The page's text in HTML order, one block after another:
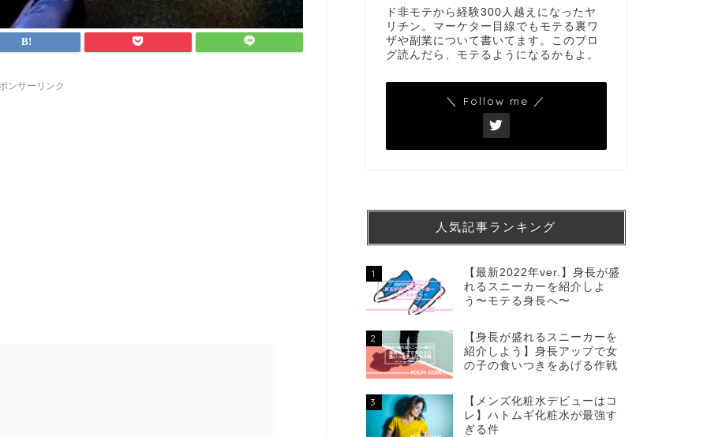
ンサーリンク
ド非モテから経験300人越えになったヤ
リチン。マーケター目線でもモテる裏ワ
ザや副業について書いてます。このブロ
グ読んだら、モテるようになるかもよ。
＼ Follow me ／
人気記事ランキング
1
【最新2022年ver.】身長が盛
れるスニーカーを紹介しよ
う〜モテる身長へ〜
2
【身長が盛れるスニーカーを
紹介しよう】身長アップで女
の子の食いつきをあげる作戦
3
【メンズ化粧水デビューはコ
レ】ハトムギ化粧水が最強す
ぎる件